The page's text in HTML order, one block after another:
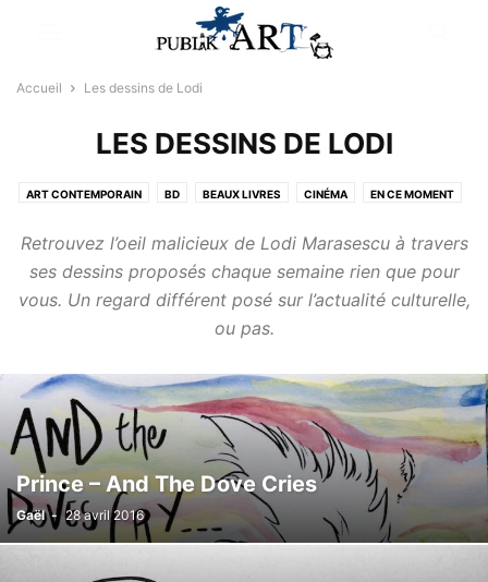
Accueil Les dessins de Lodi
LES DESSINS DE LODI
ART CONTEMPORAIN BD BEAUX LIVRES CINÉMA EN CE MOMENT
LES TESTS BOX & CO. LITTÉRATURE LIVRES YOUNG ADULT
MUSIQUE NON CLASSÉ PUB RÉSULTATS
SÉLECTIONNÉ PAR LA RÉDACTION SPECTACLES/THÉÂTRE
VIDÉOS INSOLITES
Retrouvez l’oeil malicieux de Lodi Marasescu à travers
ses dessins proposés chaque semaine rien que pour
vous. Un regard différent posé sur l’actualité culturelle,
ou pas.
Prince – And The Dove Cries
Gaël - 28 avril 2016